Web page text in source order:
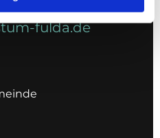
fulda.de